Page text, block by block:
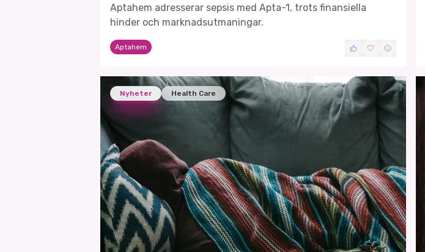
Aptahem adresserar sepsis med Apta-1, trots finansiella
hinder och marknadsutmaningar.
Aptahem
Nyheter Health Care